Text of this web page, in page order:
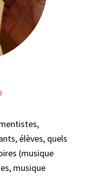
élèves, quels
(musique
musique